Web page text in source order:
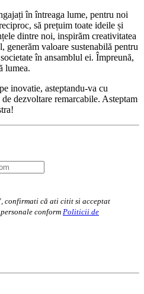
în întreaga lume, pentru noi
să prețuim toate ideile și
dintre noi, inspirăm creativitatea
generăm valoare sustenabilă pentru
în ansamblul ei. Împreună,
lumea.
inovatie, asteptandu-va cu
dezvoltare remarcabile. Asteptam
confirmati că ati citit si acceptat
conform Politicii de